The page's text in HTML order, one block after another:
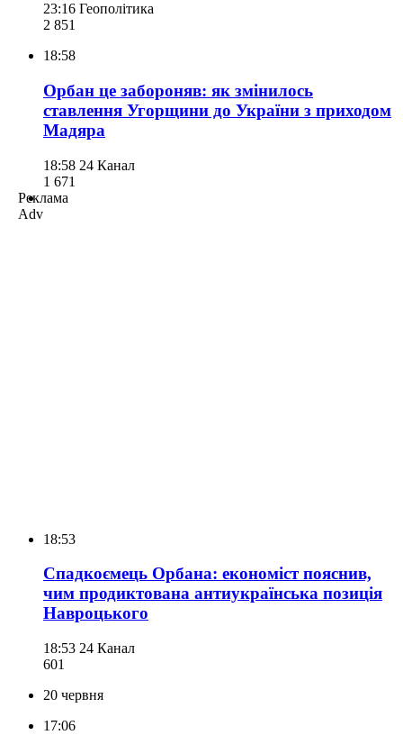
23:16 Геополітика
2 851
18:58
Орбан це забороняв: як змінилось
ставлення Угорщини до України з приходом
Мадяра
18:58 24 Канал
1 671
Реклама
Adv
18:53
Спадкоємець Орбана: економіст пояснив,
чим продиктована антиукраїнська позиція
Навроцького
18:53 24 Канал
601
20 червня
17:06